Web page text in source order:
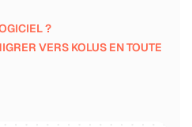
?
VERS KOLUS EN TOUTE